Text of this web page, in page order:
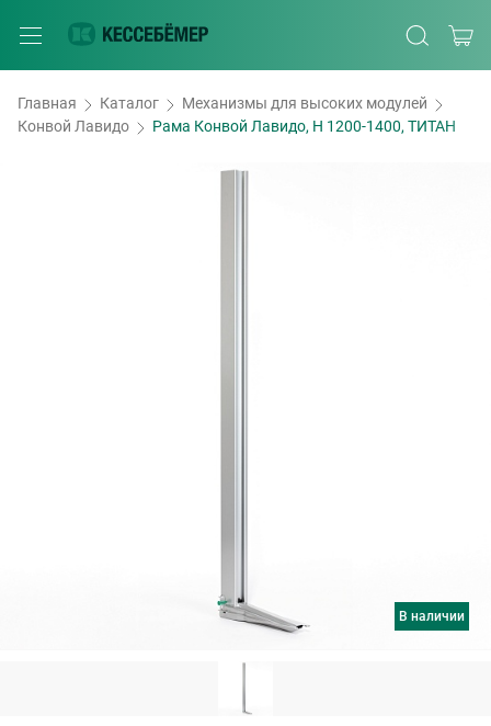
Главная Каталог
Механизмы для высоких модулей
Конвой Лавидо
Рама Конвой Лавидо, H 1200-1400, ТИТАН
в наличии